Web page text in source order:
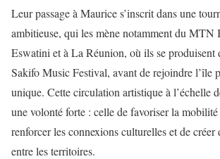
Leur passage à Maurice s’inscrit dans une
ambitieuse, qui les mène notamment du MTN
Eswatini et à La Réunion, où ils se produisent
Sakifo Music Festival, avant de rejoindre l’île
unique. Cette circulation artistique à l’échelle
une volonté forte : celle de favoriser la mobilité
renforcer les connexions culturelles et de créer
entre les territoires.